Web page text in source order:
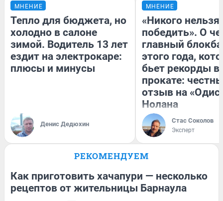
МНЕНИЕ
Тепло для бюджета, но
холодно в салоне
зимой. Водитель 13 лет
ездит на электрокаре:
плюсы и минусы
Денис Дедюхин
МНЕНИЕ
«Никого нельзя
победить». О
главный
этого года,
бьет рекорды в
прокате:
отзыв на
Нолана
Стас Соколов
Эксперт
РЕКОМЕНДУЕМ
Как приготовить хачапури — несколько
рецептов от жительницы Барнаула